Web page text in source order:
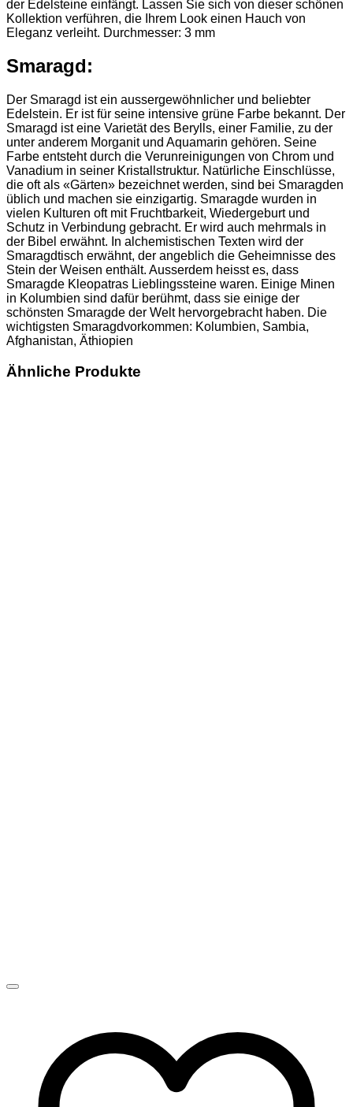
der Edelsteine einfängt. Lassen Sie sich von dieser schönen
Kollektion verführen, die Ihrem Look einen Hauch von
Eleganz verleiht. Durchmesser: 3 mm
Smaragd:
Der Smaragd ist ein aussergewöhnlicher und beliebter
Edelstein. Er ist für seine intensive grüne Farbe bekannt. Der
Smaragd ist eine Varietät des Berylls, einer Familie, zu der
unter anderem Morganit und Aquamarin gehören. Seine
Farbe entsteht durch die Verunreinigungen von Chrom und
Vanadium in seiner Kristallstruktur. Natürliche Einschlüsse,
die oft als «Gärten» bezeichnet werden, sind bei Smaragden
üblich und machen sie einzigartig. Smaragde wurden in
vielen Kulturen oft mit Fruchtbarkeit, Wiedergeburt und
Schutz in Verbindung gebracht. Er wird auch mehrmals in
der Bibel erwähnt. In alchemistischen Texten wird der
Smaragdtisch erwähnt, der angeblich die Geheimnisse des
Stein der Weisen enthält. Ausserdem heisst es, dass
Smaragde Kleopatras Lieblingssteine waren. Einige Minen
in Kolumbien sind dafür berühmt, dass sie einige der
schönsten Smaragde der Welt hervorgebracht haben. Die
wichtigsten Smaragdvorkommen: Kolumbien, Sambia,
Afghanistan, Äthiopien
Ähnliche Produkte